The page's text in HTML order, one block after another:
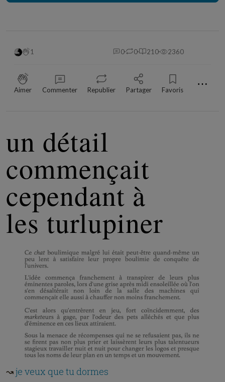
1 0 0 210 2360
Aimer Commenter Republier Partager Favoris ⋯
un détail
commençait
cependant à
les turlupiner
↝je veux que tu dormes